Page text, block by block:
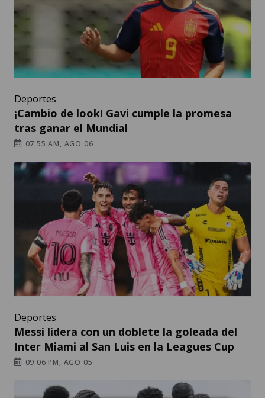
Deportes
¡Cambio de look! Gavi cumple la promesa
tras ganar el Mundial
07:55 AM, AGO 06
Deportes
Messi lidera con un doblete la goleada del
Inter Miami al San Luis en la Leagues Cup
09:06 PM, AGO 05